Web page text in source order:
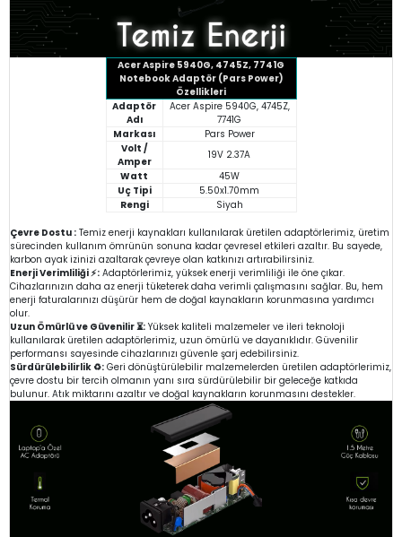
Acer Aspire 5940G, 4745Z, 7741G
Notebook Adaptör (Pars Power)
Özellikleri
Adaptör
Adı
Acer Aspire 5940G, 4745Z,
7741G
Markası
Pars Power
Volt /
Amper
19V 2.37A
Watt
45W
Uç Tipi
5.50x1.70mm
Rengi
Siyah
Çevre Dostu : Temiz enerji kaynakları kullanılarak üretilen adaptörlerimiz, üretim
sürecinden kullanım ömrünün sonuna kadar çevresel etkileri azaltır. Bu sayede,
karbon ayak izinizi azaltarak çevreye olan katkınızı artırabilirsiniz.
Enerji Verimliliği ⚡: Adaptörlerimiz, yüksek enerji verimliliği ile öne çıkar.
Cihazlarınızın daha az enerji tüketerek daha verimli çalışmasını sağlar. Bu, hem
enerji faturalarınızı düşürür hem de doğal kaynakların korunmasına yardımcı
olur.
Uzun Ömürlü ve Güvenilir ⏳: Yüksek kaliteli malzemeler ve ileri teknoloji
kullanılarak üretilen adaptörlerimiz, uzun ömürlü ve dayanıklıdır. Güvenilir
performansı sayesinde cihazlarınızı güvenle şarj edebilirsiniz.
Sürdürülebilirlik ♻️: Geri dönüştürülebilir malzemelerden üretilen adaptörlerimiz,
çevre dostu bir tercih olmanın yanı sıra sürdürülebilir bir geleceğe katkıda
bulunur. Atık miktarını azaltır ve doğal kaynakların korunmasını destekler.